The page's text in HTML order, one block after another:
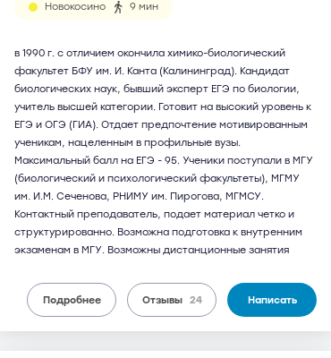
Новокосино 9 мин
в 1990 г. с отличием окончила химико-биологический
факультет БФУ им. И. Канта (Калининград). Кандидат
биологических наук, бывший эксперт ЕГЭ по биологии,
учитель высшей категории. Готовит на высокий уровень к
ЕГЭ и ОГЭ (ГИА). Отдает предпочтение мотивированным
ученикам, нацеленным в профильные вузы.
Максимальный балл на ЕГЭ - 95. Ученики поступали в МГУ
(биологический и психологический факультеты), МГМУ
им. И.М. Сеченова, РНИМУ им. Пирогова, МГМСУ.
Контактный преподаватель, подает материал четко и
структурированно. Возможна подготовка к внутренним
экзаменам в МГУ. Возможны дистанционные занятия
Подробнее Отзывы 24 Написать